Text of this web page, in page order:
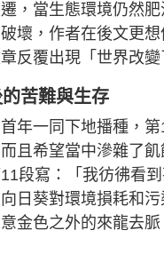
，當生態環境仍然
壞，作者在後文更
反覆出現「世界改
苦難與生存
年一同下地播種，
且希望當中滲雜了
段寫：「我彷彿看
日葵對環境損耗和
金色之外的來龍去